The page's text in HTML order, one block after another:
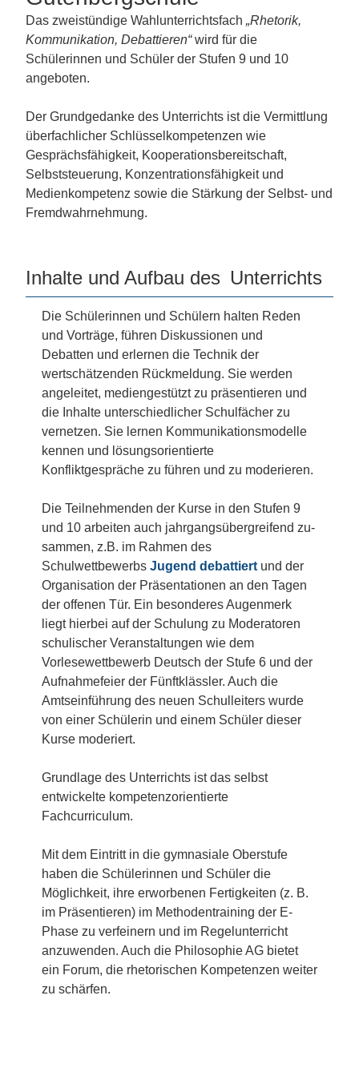
Das zweistündige Wahlunterrichtsfach„Rhetorik,
Kommunikation, Debattieren“wird für die
Schülerinnen und Schüler der Stufen 9 und 10
angeboten.
Der Grundgedanke des Unterrichts ist die Vermittlung
überfachlicher Schlüsselkompetenzen wie
Gesprächsfähigkeit, Kooperationsbereitschaft,
Selbststeuerung, Konzentrationsfähigkeit und
Medienkompetenz sowie die Stärkung der Selbst- und
Fremdwahrnehmung.
Inhalte und Aufbau des Unterrichts
Die Schülerinnen und Schülern halten Reden
und Vorträge, führen Diskussionen und
Debatten und erlernen die Technik der
wertschätzenden Rückmeldung. Sie werden
angeleitet, mediengestützt zu präsentieren und
die Inhalte unterschiedlicher Schulfächer zu
vernetzen. Sie lernen Kommunikations­modelle
kennen und lösungsorientierte
Konfliktgespräche zu führen und zu moderieren.
Die Teilnehmenden der Kurse in den Stufen 9
und 10 arbeiten auch jahrgangsübergreifend zu­
sammen, z.B. im Rahmen des
Schulwettbewerbs Jugend debattiertund der
Organisation der Prä­sentationen an den Tagen
der offenen Tür. Ein besonderes Augenmerk
liegt hierbei auf der Schulung zu Moderatoren
schulischer Veranstaltungen wie dem
Vorlesewettbewerb Deutsch der Stufe 6 und der
Aufnahmefeier der Fünftklässler. Auch die
Amtseinführung des neuen Schulleiters wurde
von einer Schülerin und einem Schüler dieser
Kurse moderiert.
Grundlage des Unterrichts ist das selbst
entwickelte kompetenzorientierte
Fachcurriculum.
Mit dem Eintritt in die gymnasiale Oberstufe
haben die Schülerinnen und Schüler die
Möglichkeit, ihre erworbenen Fertigkeiten (z. B.
im Präsentieren) im Methodentraining der E-
Phase zu verfeinern und im Regelunterricht
anzuwenden. Auch die Philosophie AG bietet
ein Forum, die rhetorischen Kompetenzen weiter
zu schärfen.